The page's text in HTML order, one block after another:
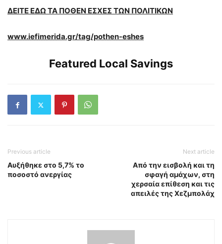
ΔΕΙΤΕ ΕΔΩ ΤΑ ΠΟΘΕΝ ΕΣΧΕΣ ΤΩΝ ΠΟΛΙΤΙΚΩΝ
www.iefimerida.gr/tag/pothen-eshes
Featured Local Savings
Previous article
Αυξήθηκε στο 5,7% το
ποσοστό ανεργίας
Next article
Από την εισβολή και τη
σφαγή αμάχων, στη
χερσαία επίθεση και τις
απειλές της Χεζμπολάχ